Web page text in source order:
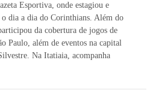
Esportiva, onde estagiou e
dia a dia do Corinthians. Além do
da cobertura de jogos de
Paulo, além de eventos na capital
Na Itatiaia, acompanha